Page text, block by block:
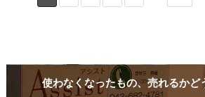
使わなくなったもの、売れるかど